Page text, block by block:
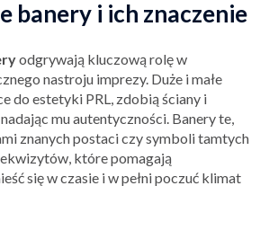
banery i ich znaczenie
odgrywają kluczową rolę w
nastroju imprezy. Duże i małe
do estetyki PRL, zdobią ściany i
mu autentyczności. Banery te,
znanych postaci czy symboli tamtych
które pomagają
się w czasie i w pełni poczuć klimat